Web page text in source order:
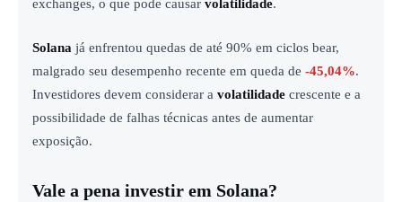
exchanges, o que pode causar volatilidade.
Solana já enfrentou quedas de até 90% em ciclos bear,
malgrado seu desempenho recente em queda de -45,04%.
Investidores devem considerar a volatilidade crescente e a
possibilidade de falhas técnicas antes de aumentar
exposição.
Vale a pena investir em Solana?